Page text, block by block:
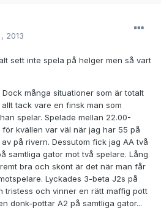
2013
sett inte spela på helger men så vart
många situationer som är totalt
tack vare en finsk man som
spelar. Spelade mellan 22.00-
kvällen var väl när jag har 55 på
på rivern. Dessutom fick jag AA två
samtliga gator mot två spelare. Lång
bra och skönt är det när man får
Lyckades 3-beta J2s på
tristess och vinner en rätt maffig pott
donk-pottar A2 på samtliga gator...